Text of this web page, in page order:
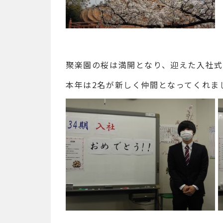
聚楽園の桜は満開となり、迎えた入社式
本年は2名が新しく仲間となってくれま